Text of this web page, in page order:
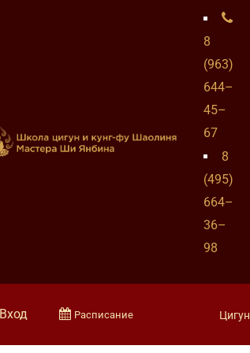
8
(963)
644–
45–
67
8
(495)
664–
36–
98
Вход Расписание Цигун